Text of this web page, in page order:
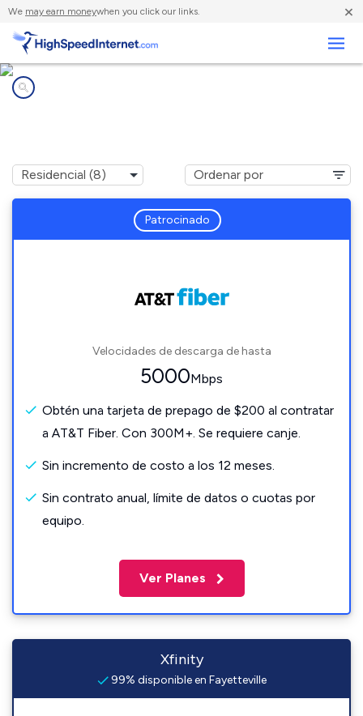
We may earn moneywhen you click our links. ×
Patrocinado
Velocidades de descarga de hasta
5000Mbps
Obtén una tarjeta de prepago de $200 al contratar
a AT&T Fiber. Con 300M+. Se requiere canje.
Sin incremento de costo a los 12 meses.
Sin contrato anual, límite de datos o cuotas por
equipo.
Ver Planes
Xfinity
99% disponible en Fayetteville